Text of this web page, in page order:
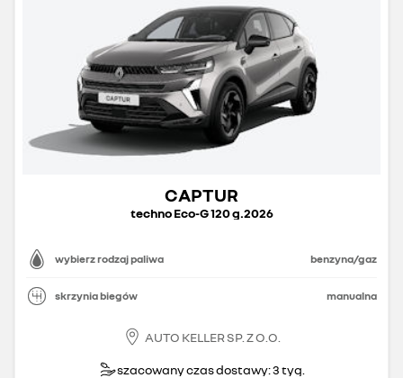
CAPTUR
techno Eco-G 120 g.2026
wybierz rodzaj paliwa benzyna/gaz
skrzynia biegów manualna
AUTO KELLER SP. Z O.O.
szacowany czas dostawy: 3 tyg.